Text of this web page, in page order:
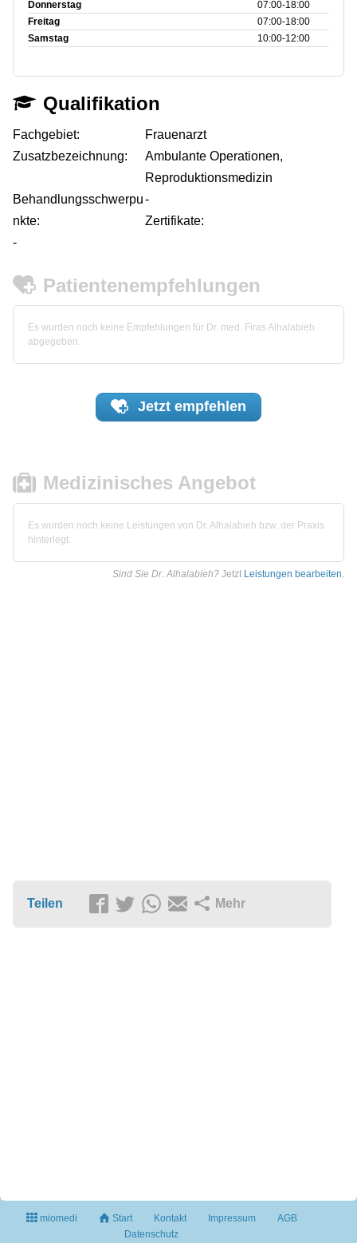
Donnerstag
07:00‑18:00
Freitag
07:00‑18:00
Samstag
10:00‑12:00
Qualifikation
Fachgebiet:
Frauenarzt
Zusatzbezeichnung:
Ambulante Operationen,
Reproduktionsmedizin
Behandlungsschwerpu
nkte:
-
Zertifikate:
-
Patientenempfehlungen
Es wurden noch keine Empfehlungen für Dr. med. Firas Alhalabieh
abgegeben.
Jetzt empfehlen
Medizinisches Angebot
Es wurden noch keine Leistungen von Dr. Alhalabieh bzw. der Praxis
hinterlegt.
Sind Sie Dr. Alhalabieh? Jetzt Leistungen bearbeiten.
Teilen Mehr
miomedi Start Kontakt Impressum
AGB
Datenschutz